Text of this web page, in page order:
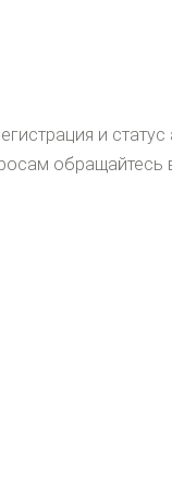
и статус
обращайтесь